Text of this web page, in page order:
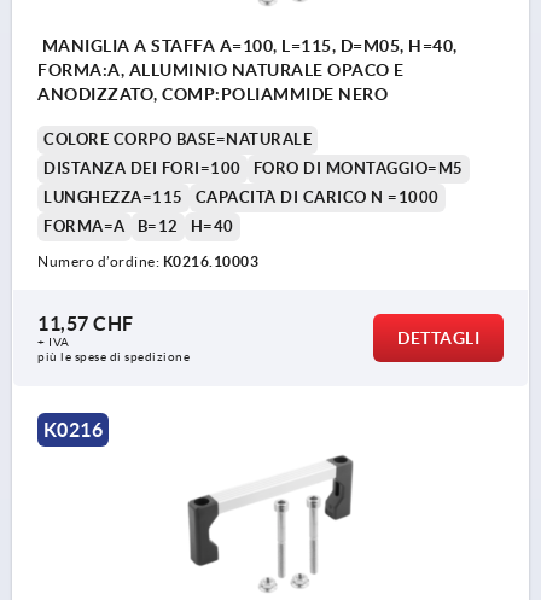
MANIGLIA A STAFFA A=100, L=115, D=M05, H=40,
FORMA:A, ALLUMINIO NATURALE OPACO E
ANODIZZATO, COMP:POLIAMMIDE NERO
COLORE CORPO BASE=NATURALE
DISTANZA DEI FORI=100
FORO DI MONTAGGIO=M5
LUNGHEZZA=115
CAPACITÀ DI CARICO N =1000
FORMA=A
B=12 H=40
Numero d’ordine: K0216.10003
11,57 CHF
+ IVA
più le spese di spedizione
DETTAGLI
K0216